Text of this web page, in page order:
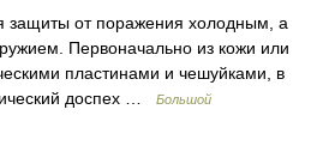
защиты от поражения холодным, а
Первоначально из кожи или
пластинами и чешуйками, в
доспех …
Большой